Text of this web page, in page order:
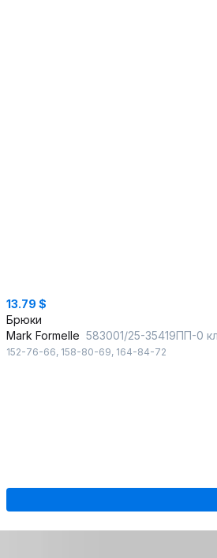
13.79 $
Брюки
Mark Formelle 583001/25-35419ПП-0
152-76-66, 158-80-69, 164-84-72